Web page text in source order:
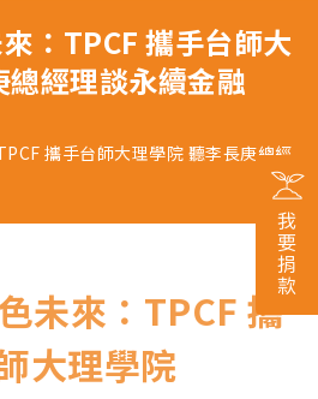
：TPCF 攜手台師大
經理談永續金融
攜手台師大理學院 聽李長庚總經
未來：TPCF 攜
大理學院